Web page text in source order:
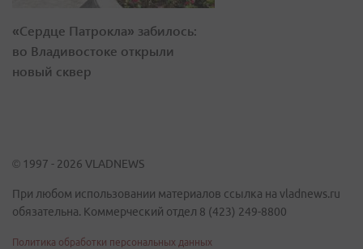
«Сердце Патрокла» забилось:
во Владивостоке открыли
новый сквер
© 1997 - 2026 VLADNEWS
При любом использовании материалов ссылка на vladnews.ru
обязательна. Коммерческий отдел 8 (423) 249-8800
Политика обработки персональных данных